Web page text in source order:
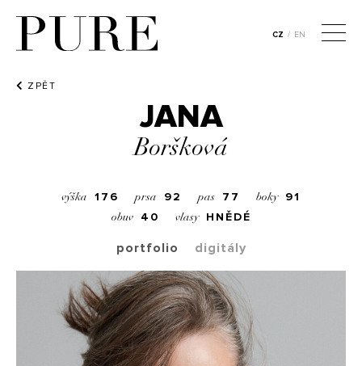
CZ / EN
ZPĚT
JANA
Boršková
výška 176 prsa 92 pas 77 boky 91
obuv 40 vlasy HNĚDÉ
portfolio digitály